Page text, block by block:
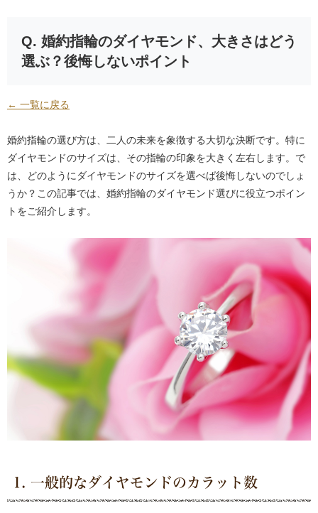
婚約指輪のダイヤモンド、大きさはどう
選ぶ？後悔しないポイント
← 一覧に戻る
婚約指輪の選び方は、二人の未来を象徴する大切な決断です。特に
ダイヤモンドのサイズは、その指輪の印象を大きく左右します。で
は、どのようにダイヤモンドのサイズを選べば後悔しないのでしょ
うか？この記事では、婚約指輪のダイヤモンド選びに役立つポイン
トをご紹介します。
1. 一般的なダイヤモンドのカラット数